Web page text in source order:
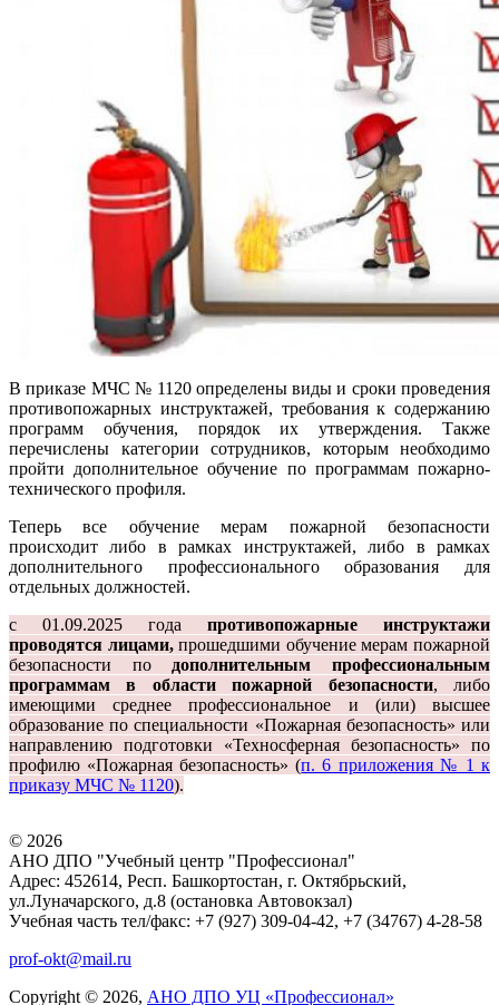
В приказе МЧС № 1120 определены виды и сроки проведения
противопожарных инструктажей, требования к содержанию
программ обучения, порядок их утверждения. Также
перечислены категории сотрудников, которым необходимо
пройти дополнительное обучение по программам пожарно-
технического профиля.
Теперь все обучение мерам пожарной безопасности
происходит либо в рамках инструктажей, либо в рамках
дополнительного профессионального образования для
отдельных должностей.
с 01.09.2025 года противопожарные инструктажи
проводятся лицами,прошедшими обучение мерам пожарной
безопасности по дополнительным профессиональным
программам в области пожарной безопасности, либо
имеющими среднее профессиональное и (или) высшее
образование по специальности «Пожарная безопасность» или
направлению подготовки «Техносферная безопасность» по
профилю «Пожарная безопасность» (п. 6 приложения № 1 к
приказу МЧС № 1120).
© 2026
АНО ДПО "Учебный центр "Профессионал"
Адрес: 452614, Респ. Башкортостан, г. Октябрьский,
ул.Луначарского, д.8 (остановка Автовокзал)
Учебная часть тел/факс: +7 (927) 309-04-42, +7 (34767) 4-28-58
prof-okt@mail.ru
Copyright © 2026, АНО ДПО УЦ «Профессионал»